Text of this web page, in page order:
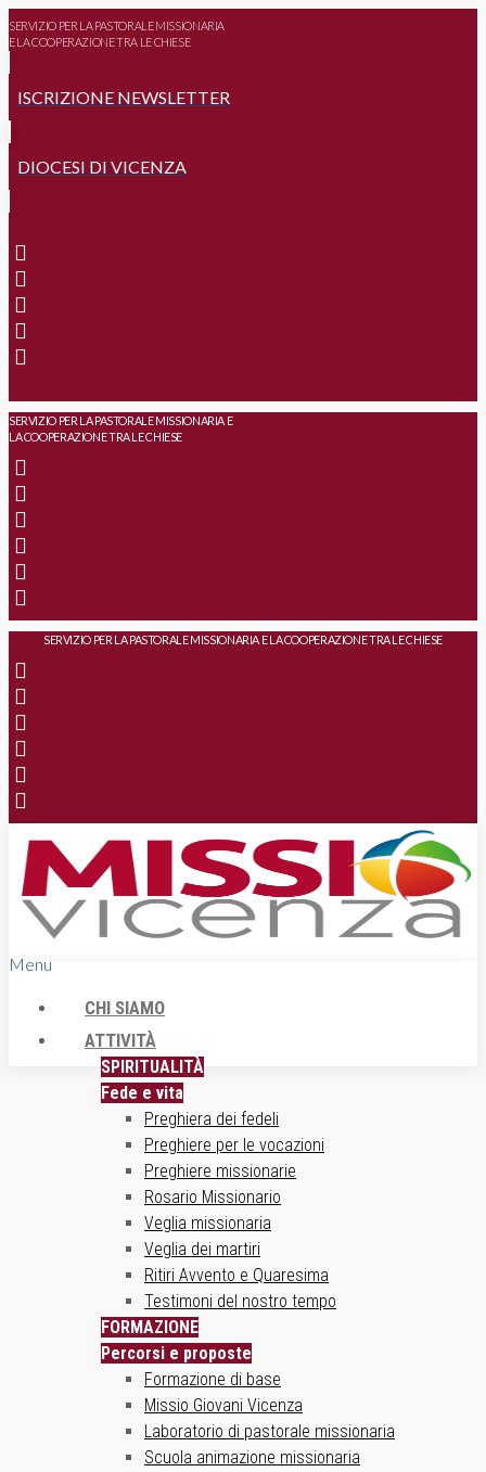
SERVIZIO PER LA PASTORALE MISSIONARIA
E LA COOPERAZIONE TRA LE CHIESE
ISCRIZIONE NEWSLETTER
DIOCESI DI VICENZA
SERVIZIO PER LA PASTORALE MISSIONARIA E
LA COOPERAZIONE TRA LE CHIESE
SERVIZIO PER LA PASTORALE MISSIONARIA E LA COOPERAZIONE TRA LE CHIESE
Menu
CHI SIAMO
ATTIVITÀ
SPIRITUALITÀ
Fede e vita
Preghiera dei fedeli
Preghiere per le vocazioni
Preghiere missionarie
Rosario Missionario
Veglia missionaria
Veglia dei martiri
Ritiri Avvento e Quaresima
Testimoni del nostro tempo
FORMAZIONE
Percorsi e proposte
Formazione di base
Missio Giovani Vicenza
Laboratorio di pastorale missionaria
Scuola animazione missionaria